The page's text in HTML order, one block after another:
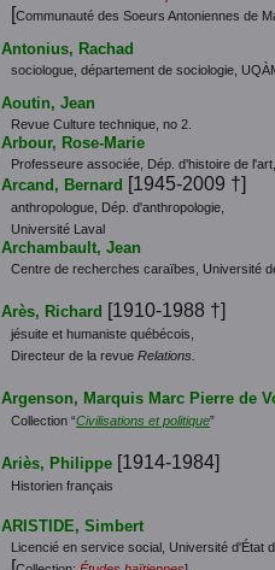
[Communauté des Soeurs Antoniennes de
Antonius, Rachad
sociologue, département de sociologie,
Aoutin, Jean
Revue Culture technique, no 2.
Arbour, Rose-Marie
Professeure associée, Dép. d'histoire de l'art
Arcand, Bernard [1945-2009 †]
anthropologue, Dép. d'anthropologie,
Université Laval
Archambault, Jean
Centre de recherches caraïbes, Université
Arès, Richard [1910-1988 †]
jésuite et humaniste québécois,
Directeur de la revue Relations.
Argenson, Marquis Marc Pierre de
Collection “Civilisations et politique”
Ariès, Philippe [1914-1984]
Historien français
ARISTIDE, Simbert
Licencié en service social, Université d'État